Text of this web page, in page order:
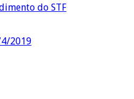
do STF
2019